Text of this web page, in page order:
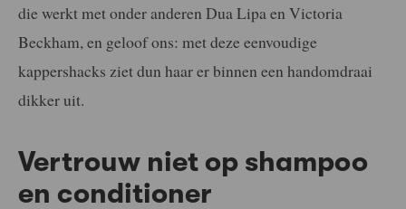
die werkt met onder anderen Dua Lipa en Victoria
Beckham, en geloof ons: met deze eenvoudige
kappershacks ziet dun haar er binnen een handomdraai
dikker uit.
Vertrouw niet op shampoo
en conditioner